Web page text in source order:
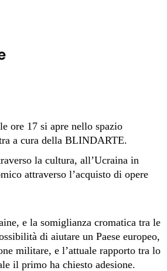
ore 17 si apre nello spazio
a cura della BLINDARTE.
la cultura, all’Ucraina in
attraverso l’acquisto di opere
e la somiglianza cromatica tra le
di aiutare un Paese europeo,
militare, e l’attuale rapporto tra lo
il primo ha chiesto adesione.